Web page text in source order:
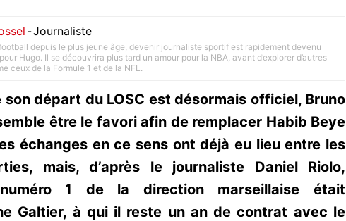
-Journaliste
depuis le plus jeune âge, devenir journaliste sportif est rapidement devenu
Hugo. Il se découvrira plus tard un amour pour la NBA, avant d’explorer d’autres
ceux de la Formule 1 et de la NFL.
son départ du LOSC est désormais officiel, Bruno
être le favori afin de remplacer Habib Beye
échanges en ce sens ont déjà eu lieu entre les
mais, d’après le journaliste Daniel Riolo,
numéro 1 de la direction marseillaise était
Galtier, à qui il reste un an de contrat avec le